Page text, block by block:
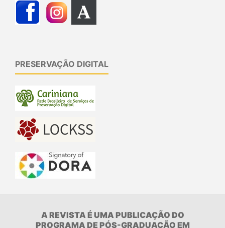
PRESERVAÇÃO DIGITAL
A REVISTA É UMA PUBLICAÇÃO DO
PROGRAMA DE PÓS-GRADUAÇÃO EM